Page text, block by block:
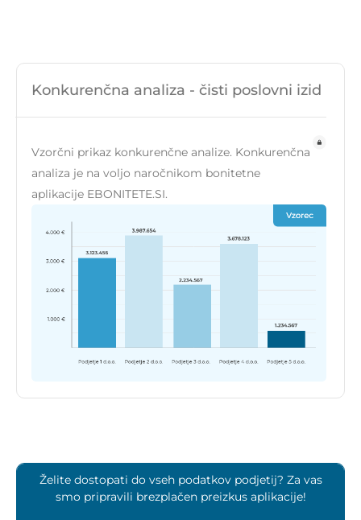
Konkurenčna analiza - čisti poslovni izid
Vzorčni prikaz konkurenčne analize. Konkurenčna
analiza je na voljo naročnikom bonitetne
aplikacije EBONITETE.SI.
Želite dostopati do vseh podatkov podjetij? Za vas
smo pripravili brezplačen preizkus aplikacije!